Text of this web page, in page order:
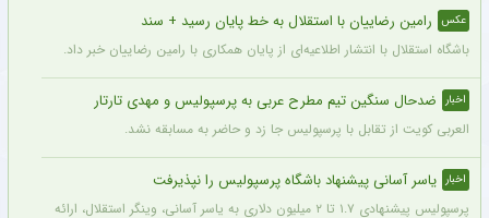
عکس رامین رضاییان با استقلال به خط پایان رسید + سند
باشگاه استقلال با انتشار اطلاعیه‌ای از پایان همکاری با رامین رضاییان خبر داد.
اخبار ضدحال سنگین تیم مطرح عربی به پرسپولیس و مهدی تارتار
العربی کویت از تقابل با پرسپولیس جا زد و حاضر به مسابقه نشد.
اخبار یاسر آسانی پیشنهاد باشگاه پرسپولیس را نپذیرفت
پرسپولیس پیشنهادی ۱.۷ تا ۲ میلیون دلاری به یاسر آسانی، وینگر استقلال، ارائه کرد، اما او نپذیرفت. آسانی تأکید کرد در فوتبال ایران فقط برای استقلال بازی خواهد کرد.